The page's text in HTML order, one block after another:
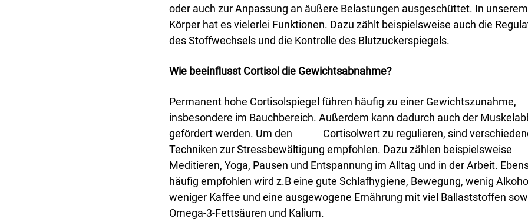
oder auch zur Anpassung an äußere Belastungen ausgeschüttet. In unserem
Körper hat es vielerlei Funktionen. Dazu zählt beispielsweise auch die
des Stoffwechsels und die Kontrolle des Blutzuckerspiegels.
Wie beeinflusst Cortisol die Gewichtsabnahme?
Permanent hohe Cortisolspiegel führen häufig zu einer Gewichtszunahme,
insbesondere im Bauchbereich. Außerdem kann dadurch auch der
gefördert werden. Um den Cortisolwert zu regulieren, sind
Techniken zur Stressbewältigung empfohlen. Dazu zählen beispielsweise
Meditieren, Yoga, Pausen und Entspannung im Alltag und in der Arbeit.
häufig empfohlen wird z.B eine gute Schlafhygiene, Bewegung, wenig
weniger Kaffee und eine ausgewogene Ernährung mit viel Ballaststoffen
Omega-3-Fettsäuren und Kalium.